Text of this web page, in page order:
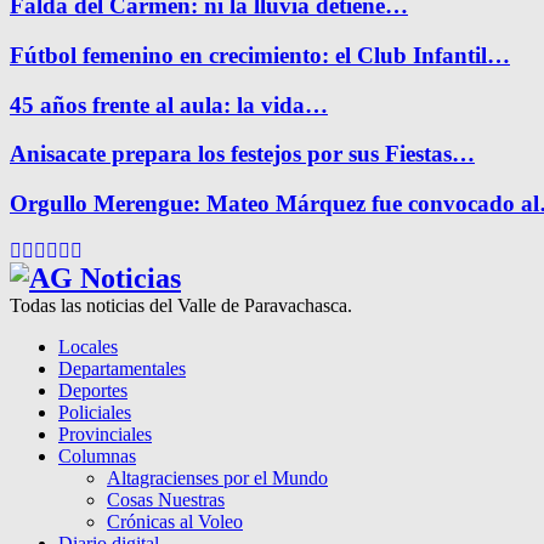
Falda del Carmen: ni la lluvia detiene…
Fútbol femenino en crecimiento: el Club Infantil…
45 años frente al aula: la vida…
Anisacate prepara los festejos por sus Fiestas…
Orgullo Merengue: Mateo Márquez fue convocado
Facebook
Twitter
Instagram
Pinterest
Google
Todas las noticias del Valle de Paravachasca.
Locales
Departamentales
Deportes
Policiales
Provinciales
Columnas
Altagracienses por el Mundo
Cosas Nuestras
Crónicas al Voleo